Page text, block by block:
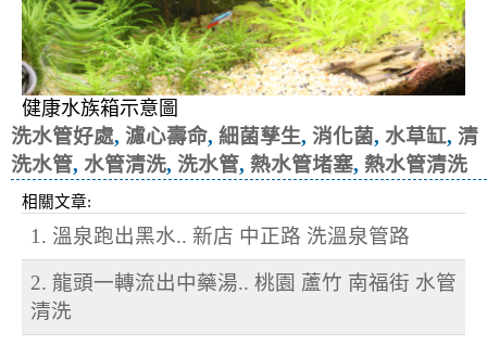
健康水族箱示意圖
洗水管好處, 濾心壽命, 細菌孳生, 消化菌, 水草缸, 清
洗水管, 水管清洗, 洗水管, 熱水管堵塞, 熱水管清洗
相關文章:
1. 溫泉跑出黑水.. 新店 中正路 洗溫泉管路
2. 龍頭一轉流出中藥湯.. 桃園 蘆竹 南福街 水管
清洗